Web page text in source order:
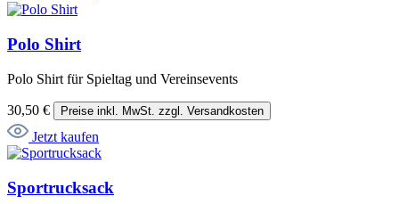
Polo Shirt
Polo Shirt für Spieltag und Vereinsevents
30,50 € Preise inkl. MwSt. zzgl. Versandkosten
Jetzt kaufen
Sportrucksack